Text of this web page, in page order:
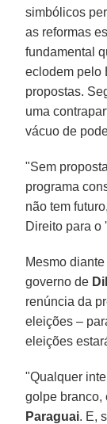
simbólicos
as reformas
fundamental
eclodem pelo
propostas.
uma
vácuo de
"Sem
programa
não tem
Direito para o
Mesmo
governo de
renúncia da
eleições –
eleições
"Qualquer
golpe branco,
Paraguai. E,